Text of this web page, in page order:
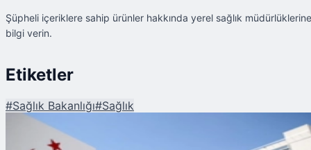
Şüpheli içeriklere sahip ürünler hakkında yerel sağlık müdürlüklerine
bilgi verin.
Etiketler
#Sağlık Bakanlığı#Sağlık